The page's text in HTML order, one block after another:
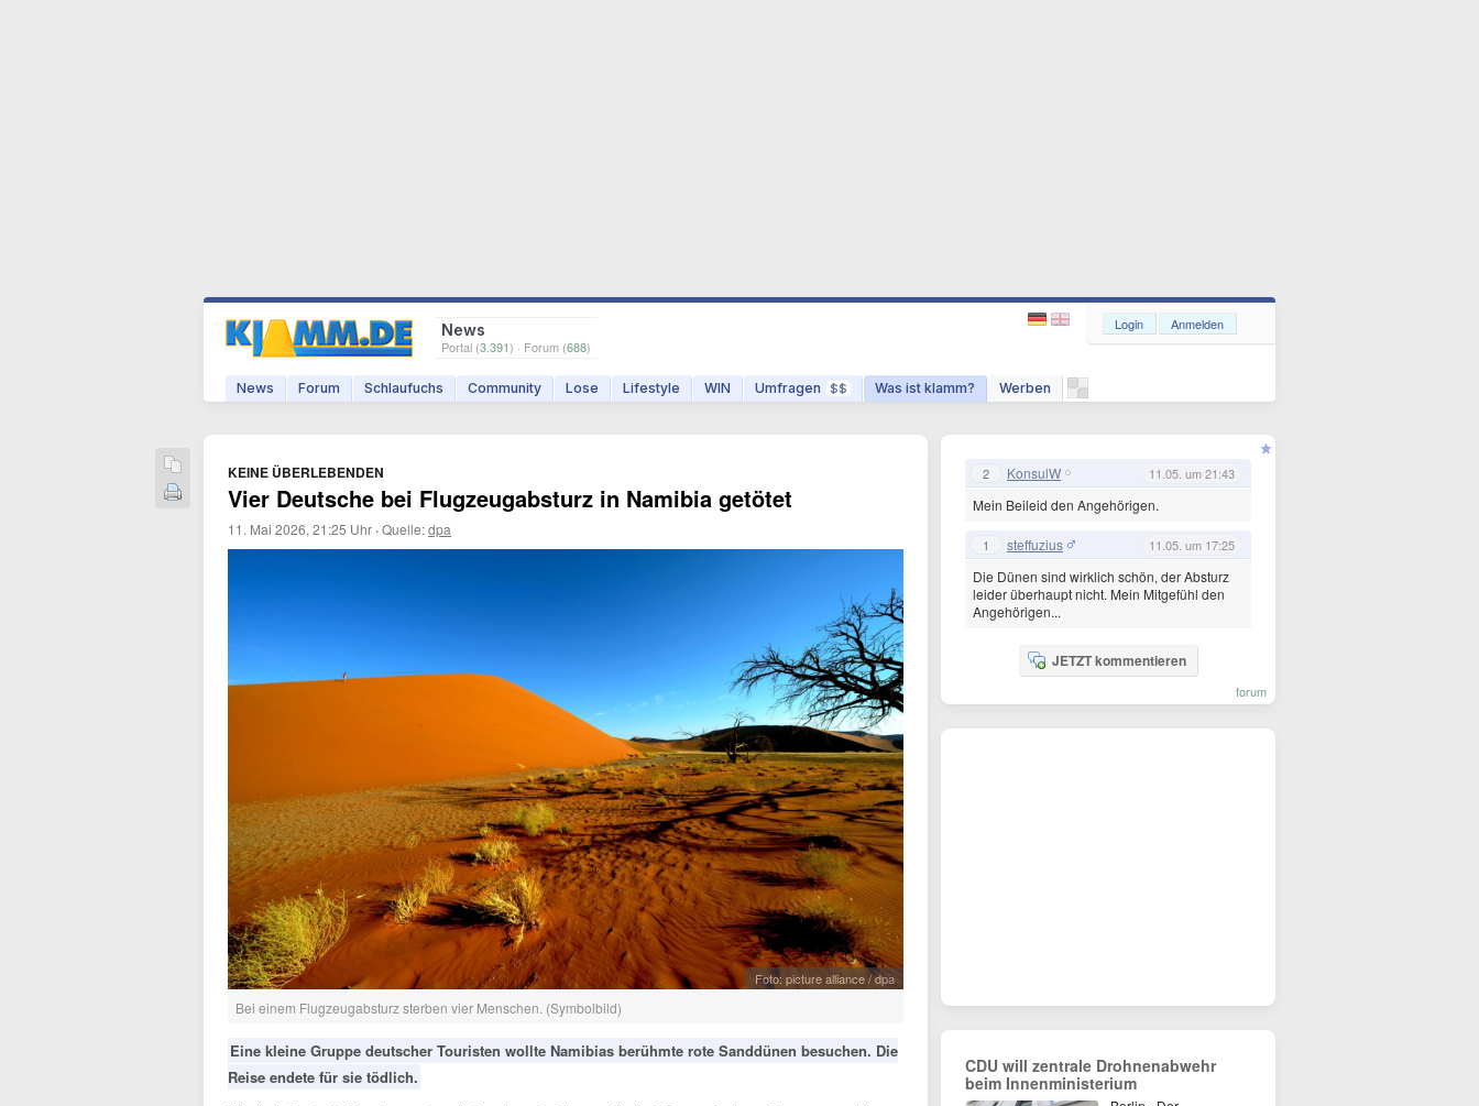
News
Portal (3.391) · Forum (688)
News Forum Schlaufuchs Community Lose Lifestyle WIN Umfragen $$ Was ist klamm? Werben
Login Anmelden
KEINE ÜBERLEBENDEN
Vier Deutsche bei Flugzeugabsturz in Namibia getötet
11. Mai 2026, 21:25 Uhr ·Quelle:dpa
Foto: picture alliance / dpa
Bei einem Flugzeugabsturz sterben vier Menschen. (Symbolbild)
Eine kleine Gruppe deutscher Touristen wollte Namibias berühmte rote Sanddünen besuchen. Die
Reise endete für sie tödlich.
2 KonsulW 11.05. um 21:43
Mein Beileid den Angehörigen.
1 steffuzius 11.05. um 17:25
Die Dünen sind wirklich schön, der Absturz
leider überhaupt nicht. Mein Mitgefühl den
Angehörigen...
JETZT kommentieren
forum
CDU will zentrale Drohnenabwehr
beim Innenministerium